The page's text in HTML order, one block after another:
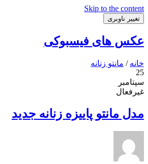
Skip to the content
تغییر ناوبری
عکس های فیسبوکی
خانه / مانتو زنانه
25
سپتامبر
غیرفعال
مدل مانتو پاییزه زنانه جدید